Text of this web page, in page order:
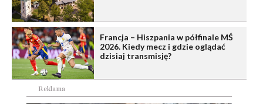
Francja – Hiszpania w półfinale MŚ
2026. Kiedy mecz i gdzie oglądać
dzisiaj transmisję?
Reklama